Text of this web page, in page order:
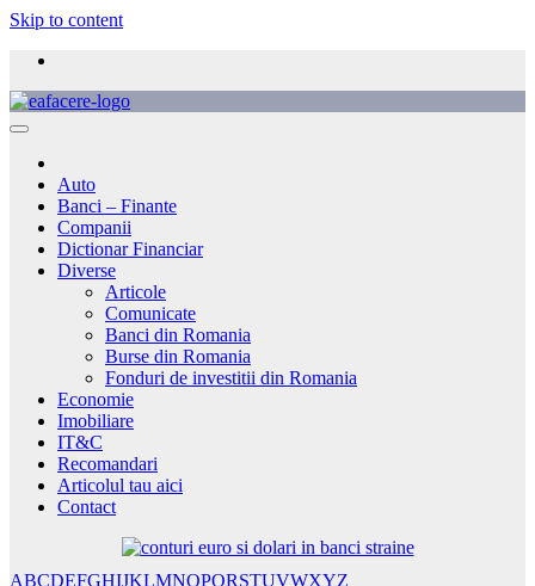
Skip to content
Auto
Banci – Finante
Companii
Dictionar Financiar
Diverse
Articole
Comunicate
Banci din Romania
Burse din Romania
Fonduri de investitii din Romania
Economie
Imobiliare
IT&C
Recomandari
Articolul tau aici
Contact
ABCDEFGHIJKLMNOPQRSTUVWXYZ